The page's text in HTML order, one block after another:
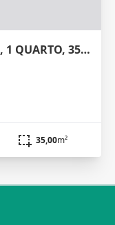
APARTAMENTO NA RESSACADA, 1 QUARTO, 35M²
35,00m²